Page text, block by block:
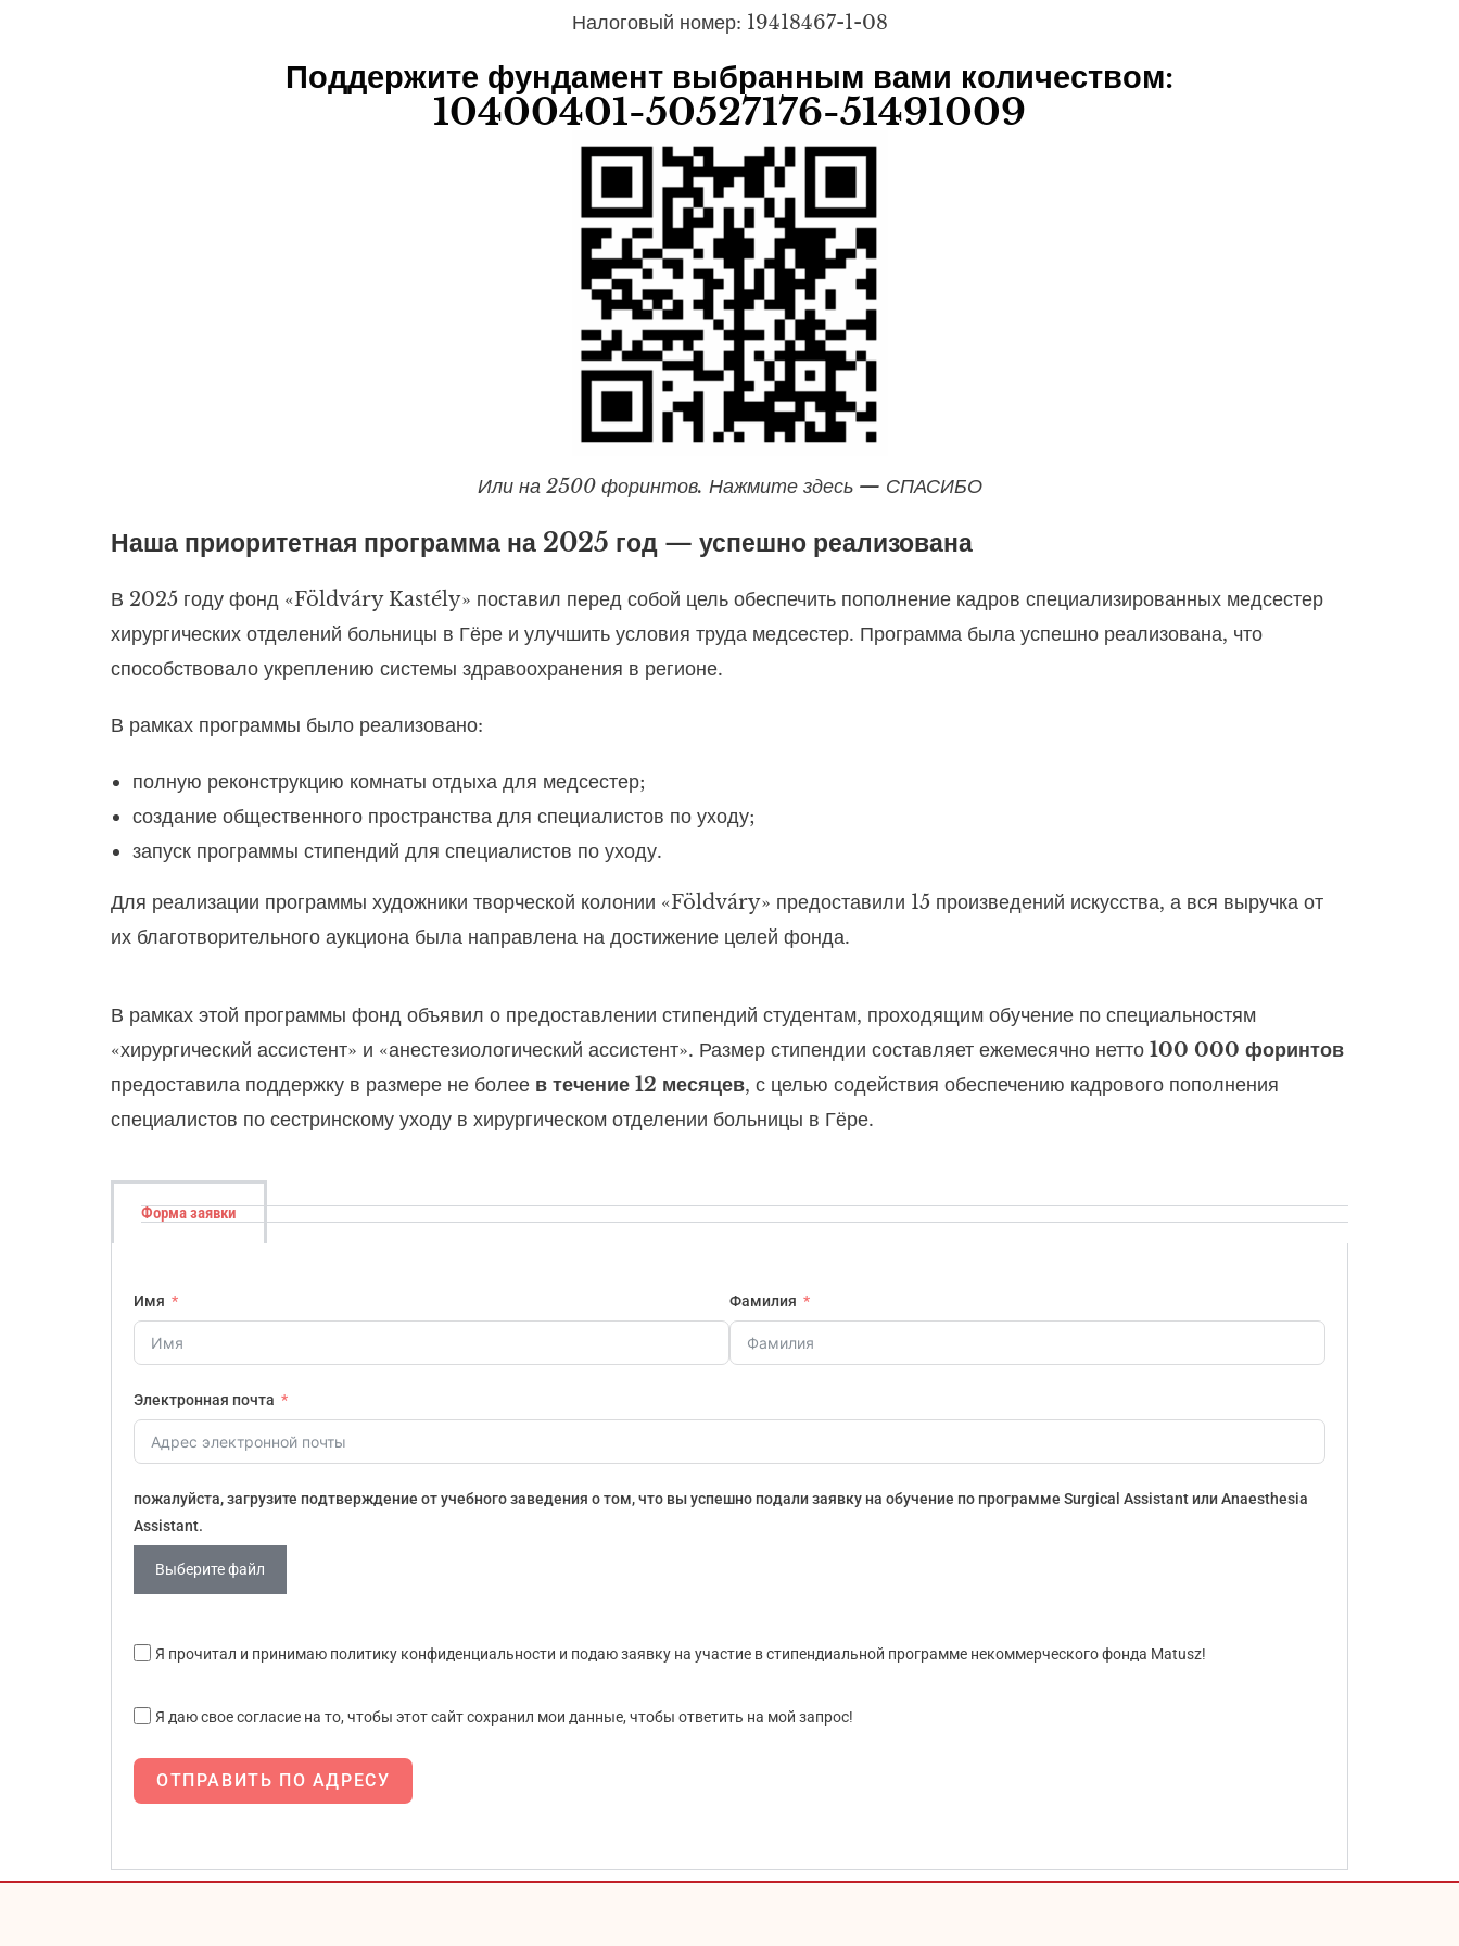
Налоговый номер: 19418467-1-08
Поддержите фундамент выбранным вами количеством:
10400401-50527176-51491009
Или на 2500 форинтов. Нажмите здесь — СПАСИБО
Наша приоритетная программа на 2025 год — успешно реализована
В 2025 году фонд «Földváry Kastély» поставил перед собой цель обеспечить пополнение кадров специализированных медсестер
хирургических отделений больницы в Гёре и улучшить условия труда медсестер. Программа была успешно реализована, что
способствовало укреплению системы здравоохранения в регионе.
В рамках программы было реализовано:
полную реконструкцию комнаты отдыха для медсестер;
создание общественного пространства для специалистов по уходу;
запуск программы стипендий для специалистов по уходу.
Для реализации программы художники творческой колонии «Földváry» предоставили 15 произведений искусства, а вся выручка от
их благотворительного аукциона была направлена на достижение целей фонда.
В рамках этой программы фонд объявил о предоставлении стипендий студентам, проходящим обучение по специальностям
«хирургический ассистент» и «анестезиологический ассистент». Размер стипендии составляет ежемесячно нетто 100 000 форинтов
предоставила поддержку в размере не более в течение 12 месяцев, с целью содействия обеспечению кадрового пополнения
специалистов по сестринскому уходу в хирургическом отделении больницы в Гёре.
Форма заявки
Имя Фамилия
Электронная почта
пожалуйста, загрузите подтверждение от учебного заведения о том, что вы успешно подали заявку на обучение по программе Surgical Assistant или Anaesthesia
Assistant.
Выберите файл
Я прочитал и принимаю политику конфиденциальности и подаю заявку на участие в стипендиальной программе некоммерческого фонда Matusz!
Я даю свое согласие на то, чтобы этот сайт сохранил мои данные, чтобы ответить на мой запрос!
ОТПРАВИТЬ ПО АДРЕСУ